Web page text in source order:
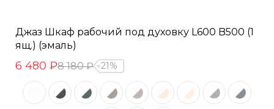
Джаз Шкаф рабочий под духовку L600 B500 (1
ящ.) (эмаль)
6 480 ₽8 180 ₽ 21%